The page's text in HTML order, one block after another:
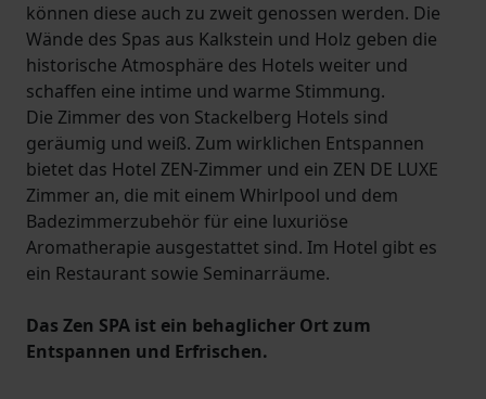
können diese auch zu zweit genossen werden. Die
Wände des Spas aus Kalkstein und Holz geben die
historische Atmosphäre des Hotels weiter und
schaffen eine intime und warme Stimmung.
Die Zimmer des von Stackelberg Hotels sind
geräumig und weiß. Zum wirklichen Entspannen
bietet das Hotel ZEN-Zimmer und ein ZEN DE LUXE
Zimmer an, die mit einem Whirlpool und dem
Badezimmerzubehör für eine luxuriöse
Aromatherapie ausgestattet sind. Im Hotel gibt es
ein Restaurant sowie Seminarräume.
Das Zen SPA ist ein behaglicher Ort zum
Entspannen und Erfrischen.